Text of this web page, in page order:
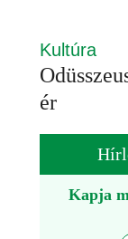
Kultúra
ér
Kapja